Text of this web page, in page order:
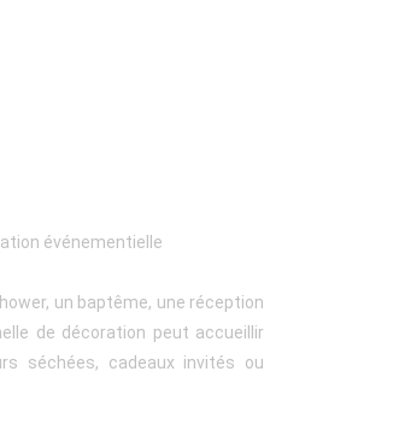
événementielle
un baptême, une réception
de décoration peut accueillir
séchées, cadeaux invités ou